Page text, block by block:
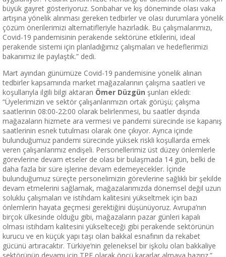
büyük gayret gösteriyoruz. Sonbahar ve kış döneminde olası vaka
artışına yönelik alınması gereken tedbirler ve olası durumlara yönelik
çözüm önerilerimizi alternatifleriyle hazırladık. Bu çalışmalarımızı,
Covid-19 pandemisinin perakende sektörüne etkilerini, ideal
perakende sistemi için planladığımız çalışmaları ve hedeflerimizi
bakanımız ile paylaştık.” dedi.
Mart ayından günümüze Covid-19 pandemisine yönelik alınan
tedbirler kapsamında market mağazalarının çalışma saatleri ve
koşullarıyla ilgili bilgi aktaran Ömer Düzgün şunları ekledi:
“Üyelerimizin ve sektör çalışanlarımızın ortak görüşü; çalışma
saatlerinin 08:00-22:00 olarak belirlenmesi, bu saatler dışında
mağazaların hizmete ara vermesi ve pandemi sürecinde ise kapanış
saatlerinin esnek tutulması olarak öne çıkıyor. Ayrıca içinde
bulunduğumuz pandemi sürecinde yüksek riskli koşullarda emek
veren çalışanlarımız endişeli. Personellerimiz üst düzey önlemlerle
görevlerine devam etseler de olası bir bulaşmada 14 gün, belki de
daha fazla bir süre işlerine devam edemeyecekler. İçinde
bulunduğumuz süreçte personelimizin görevlerine sağlıklı bir şekilde
devam etmelerini sağlamak, mağazalarımızda dönemsel değil uzun
soluklu çalışmaları ve istihdam kalitesini yükseltmek için bazı
önlemlerin hayata geçmesi gerektiğini düşünüyoruz. Avrupa’nın
birçok ülkesinde olduğu gibi, mağazaların pazar günleri kapalı
olması istihdam kalitesini yükselteceği gibi perakende sektörünün
kurucu ve en küçük yapı taşı olan bakkal esnafının da rekabet
gücünü artıracaktır. Türkiye’nin geleneksel bir işkolu olan bakkaliye